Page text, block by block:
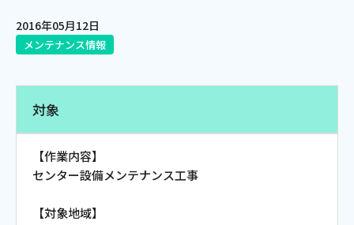
電話
動画配信
2016年05月12日
メンテナンス情報
対象
【作業内容】
センター設備メンテナンス工事
【対象地域】